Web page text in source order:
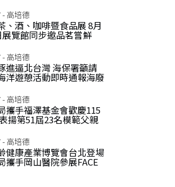
高培德
、酒、咖啡暨食品展 8月
展覽館同步邀品茗嘗鮮
高培德
進逼北台灣 海保署籲請
洋遊憩活動即時通報海廢
高培德
攜手福澤基金會歡慶115
揚第51屆23名模範父親
高培德
健康產業博覽會台北登場
攜手岡山醫院參展FACE